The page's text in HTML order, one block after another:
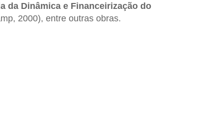
da Dinâmica e Financeirização do
2000), entre outras obras.